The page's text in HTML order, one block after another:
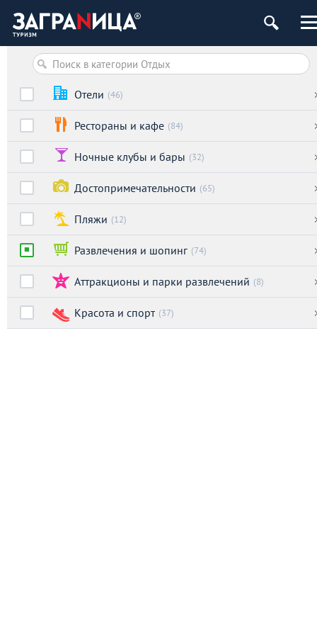
Отели (46)
Рестораны и кафе (84)
Ночные клубы и бары (32)
Достопримечательности (65)
Пляжи (12)
Развлечения и шопинг (74)
Аттракционы и парки развлечений (8)
Красота и спорт (37)